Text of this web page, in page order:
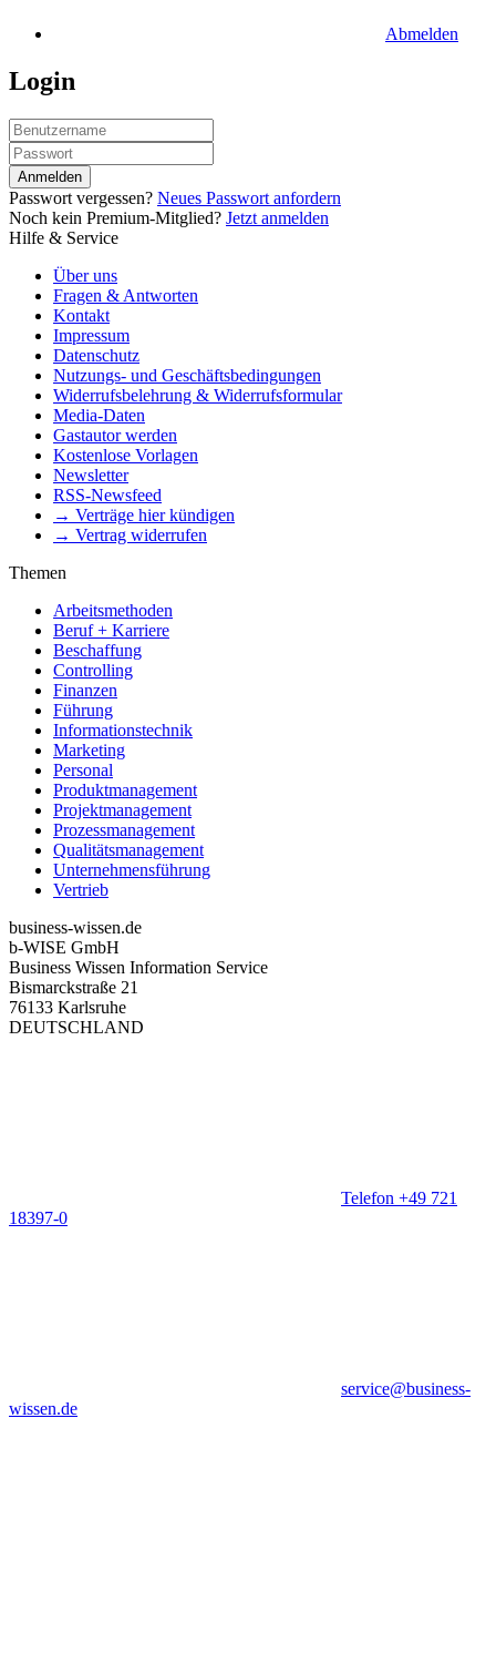
Abmelden
Login
Anmelden
Passwort vergessen? Neues Passwort anfordern
Noch kein Premium-Mitglied? Jetzt anmelden
Hilfe & Service
Über uns
Fragen & Antworten
Kontakt
Impressum
Datenschutz
Nutzungs- und Geschäftsbedingungen
Widerrufsbelehrung & Widerrufsformular
Media-Daten
Gastautor werden
Kostenlose Vorlagen
Newsletter
RSS-Newsfeed
→ Verträge hier kündigen
→ Vertrag widerrufen
Themen
Arbeitsmethoden
Beruf + Karriere
Beschaffung
Controlling
Finanzen
Führung
Informationstechnik
Marketing
Personal
Produktmanagement
Projektmanagement
Prozessmanagement
Qualitätsmanagement
Unternehmensführung
Vertrieb
business-wissen.de
b-WISE GmbH
Business Wissen Information Service
Bismarckstraße 21
76133 Karlsruhe
DEUTSCHLAND
Telefon +49 721
18397-0
service@business-
wissen.de